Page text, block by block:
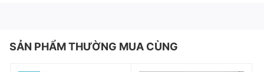
SẢN PHẨM THƯỜNG MUA CÙNG